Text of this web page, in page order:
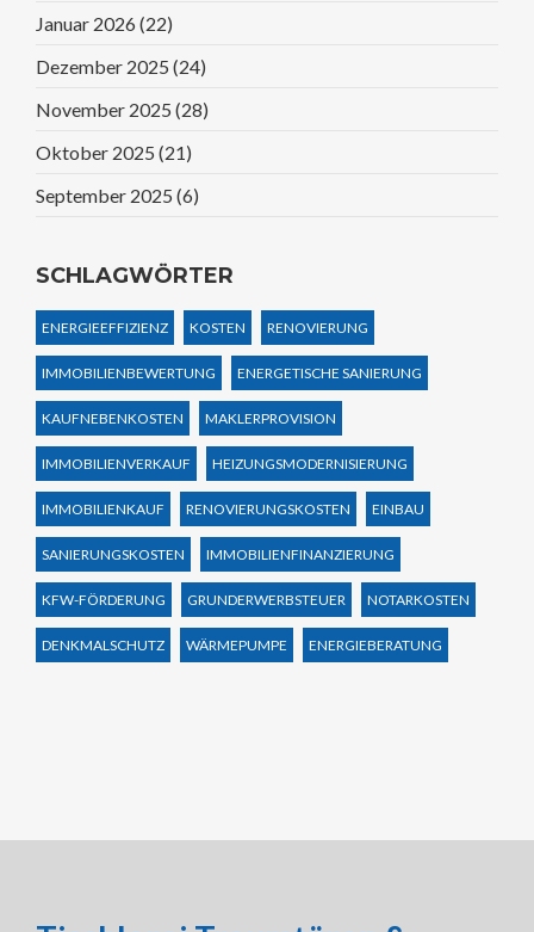
Januar 2026 (22)
Dezember 2025 (24)
November 2025 (28)
Oktober 2025 (21)
September 2025 (6)
SCHLAGWÖRTER
ENERGIEEFFIZIENZ KOSTEN RENOVIERUNG
IMMOBILIENBEWERTUNG ENERGETISCHE SANIERUNG
KAUFNEBENKOSTEN MAKLERPROVISION
IMMOBILIENVERKAUF HEIZUNGSMODERNISIERUNG
IMMOBILIENKAUF RENOVIERUNGSKOSTEN EINBAU
SANIERUNGSKOSTEN IMMOBILIENFINANZIERUNG
KFW-FÖRDERUNG GRUNDERWERBSTEUER NOTARKOSTEN
DENKMALSCHUTZ WÄRMEPUMPE ENERGIEBERATUNG